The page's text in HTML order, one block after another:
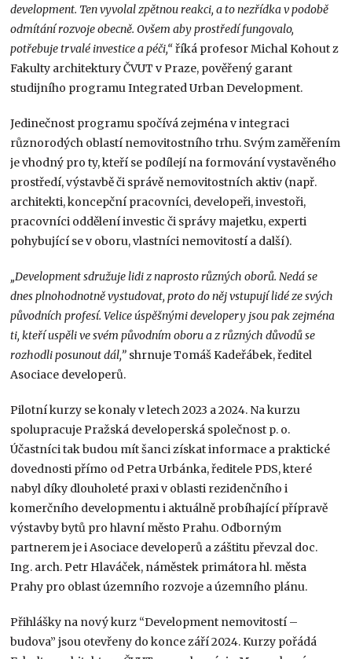
development. Ten vyvolal zpětnou reakci, a to nezřídka v podobě
odmítání rozvoje obecně. Ovšem aby prostředí fungovalo,
potřebuje trvalé investice a péči,“říká profesor Michal Kohout z
Fakulty architektury ČVUT v Praze, pověřený garant
studijního programu Integrated Urban Development.
Jedinečnost programu spočívá zejména v integraci
různorodých oblastí nemovitostního trhu. Svým zaměřením
je vhodný pro ty, kteří se podílejí na formování vystavěného
prostředí, výstavbě či správě nemovitostních aktiv (např.
architekti, koncepční pracovníci, developeři, investoři,
pracovníci oddělení investic či správy majetku, experti
pohybující se v oboru, vlastníci nemovitostí a další).
„Development sdružuje lidi z naprosto různých oborů. Nedá se
dnes plnohodnotně vystudovat, proto do něj vstupují lidé ze svých
původních profesí. Velice úspěšnými developery jsou pak zejména
ti, kteří uspěli ve svém původním oboru a z různých důvodů se
rozhodli posunout dál,” shrnuje Tomáš Kadeřábek, ředitel
Asociace developerů.
Pilotní kurzy se konaly v letech 2023 a 2024. Na kurzu
spolupracuje Pražská developerská společnost p. o.
Účastníci tak budou mít šanci získat informace a praktické
dovednosti přímo od Petra Urbánka, ředitele PDS, které
nabyl díky dlouholeté praxi v oblasti rezidenčního i
komerčního developmentu i aktuálně probíhající přípravě
výstavby bytů pro hlavní město Prahu. Odborným
partnerem je i Asociace developerů a záštitu převzal doc.
Ing. arch. Petr Hlaváček, náměstek primátora hl. města
Prahy pro oblast územního rozvoje a územního plánu.
Přihlášky na nový kurz “Development nemovitostí –
budova” jsou otevřeny do konce září 2024. Kurzy pořádá